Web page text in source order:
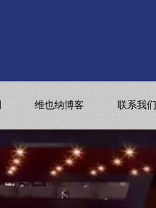
维也纳博客 联系我们